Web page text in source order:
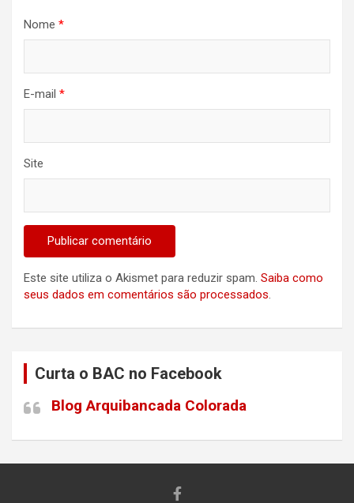
Nome *
E-mail *
Site
Este site utiliza o Akismet para reduzir spam. Saiba como
seus dados em comentários são processados.
Curta o BAC no Facebook
Blog Arquibancada Colorada